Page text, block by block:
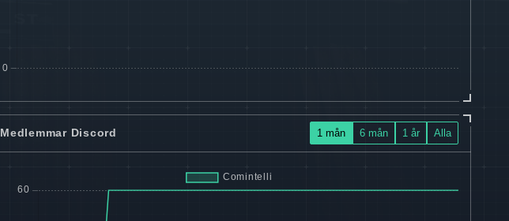
Medlemmar Discord 1 mån 6 mån 1 år Alla